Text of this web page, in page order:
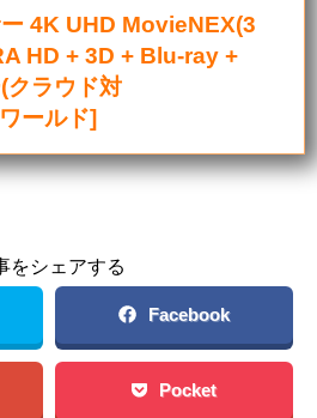
4K UHD MovieNEX(3
HD + 3D + Blu-ray +
クラウド対
ールド]
をシェアする
Facebook
Pocket